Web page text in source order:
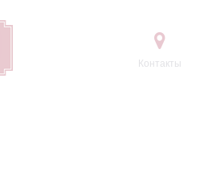
Контакты